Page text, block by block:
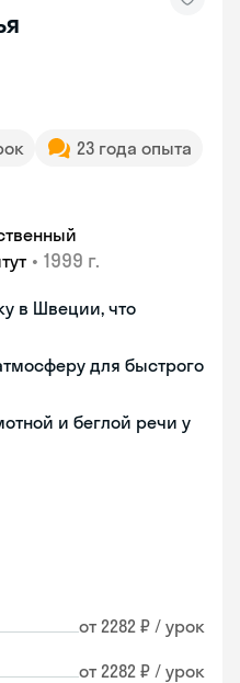
23 года опыта
• 1999 г.
в Швеции, что
для быстрого
и беглой речи у
от 2282 ₽ / урок
от 2282 ₽ / урок